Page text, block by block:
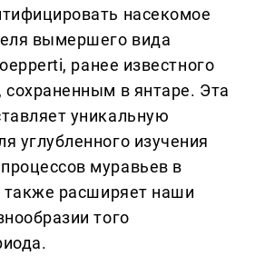
насекомое
вымершего вида
ранее известного
в янтаре. Эта
уникальную
углубленного изучения
муравьев в
также расширяет наши
того